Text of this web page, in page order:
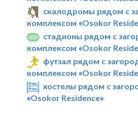
скалодромы рядом с
комплексом «Osokor
стадионы рядом с
комплексом «Osokor
футзал рядом с
комплексом «Osokor
хостелы рядом с
«Osokor Residence»